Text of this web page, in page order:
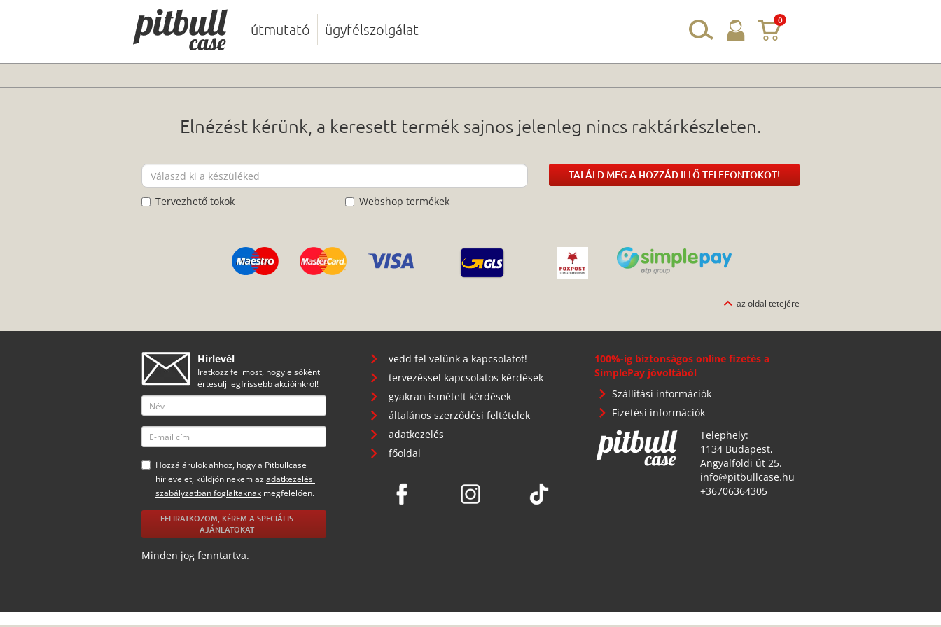
0
útmutató ügyfélszolgálat
Elnézést kérünk, a keresett termék sajnos jelenleg nincs raktárkészleten.
Tervezhető tokok Webshop termékek
TALÁLD MEG A HOZZÁD ILLŐ TELEFONTOKOT!
az oldal tetejére
Hírlevél
Iratkozz fel most, hogy elsőként
értesülj legfrissebb akcióinkról!
Hozzájárulok ahhoz, hogy a Pitbullcase
hírlevelet, küldjön nekem azadatkezelési
szabályzatban foglaltaknak megfelelően.
FELIRATKOZOM, KÉREM A SPECIÁLIS
AJÁNLATOKAT
Minden jog fenntartva.
vedd fel velünk a kapcsolatot!
tervezéssel kapcsolatos kérdések
gyakran ismételt kérdések
általános szerződési feltételek
adatkezelés
főoldal
100%-ig biztonságos online fizetés a
SimplePay jóvoltából
Szállítási információk
Fizetési információk
Telephely:
1134 Budapest,
Angyalföldi út 25.
info@pitbullcase.hu
+36706364305